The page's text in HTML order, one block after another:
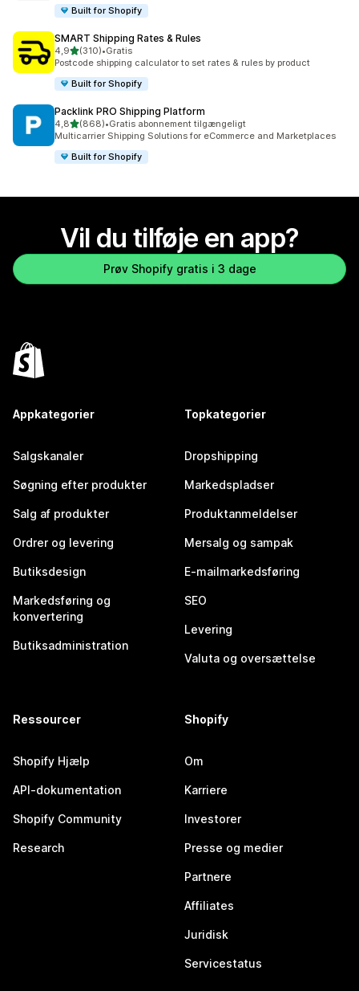
Built for Shopify
SMART Shipping Rates & Rules
4,9ud af 5 stjerner
(310)
310 anmeldelser i alt
•Gratis
Postcode shipping calculator to set rates & rules by product
Built for Shopify
Packlink PRO Shipping Platform
4,8ud af 5 stjerner
(868)
868 anmeldelser i alt
•Gratis abonnement tilgængeligt
Multicarrier Shipping Solutions for eCommerce and Marketplaces
Built for Shopify
Vil du tilføje en app?
Prøv Shopify gratis i 3 dage
Appkategorier
Salgskanaler
Søgning efter produkter
Salg af produkter
Ordrer og levering
Butiksdesign
Markedsføring og
konvertering
Butiksadministration
Topkategorier
Dropshipping
Markedspladser
Produktanmeldelser
Mersalg og sampak
E-mailmarkedsføring
SEO
Levering
Valuta og oversættelse
Ressourcer
Shopify Hjælp
API-dokumentation
Shopify Community
Research
Shopify
Om
Karriere
Investorer
Presse og medier
Partnere
Affiliates
Juridisk
Servicestatus